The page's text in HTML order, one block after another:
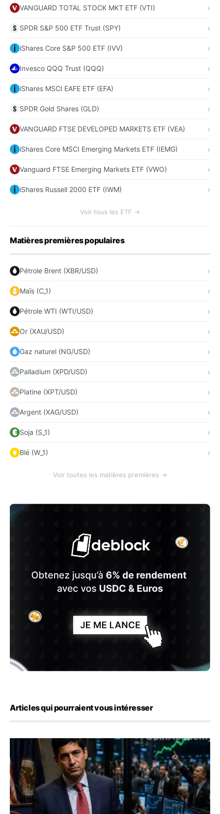
VANGUARD TOTAL STOCK MKT ETF (VTI)
SPDR S&P 500 ETF Trust (SPY)
iShares Core S&P 500 ETF (IVV)
Invesco QQQ Trust (QQQ)
iShares MSCI EAFE ETF (EFA)
SPDR Gold Shares (GLD)
VANGUARD FTSE DEVELOPED MARKETS ETF (VEA)
iShares Core MSCI Emerging Markets ETF (IEMG)
Vanguard FTSE Emerging Markets ETF (VWO)
iShares Russell 2000 ETF (IWM)
Voir tous les ETF →
Matières premières populaires
Pétrole Brent (XBR/USD)
Maïs (C_1)
Pétrole WTI (WTI/USD)
Or (XAU/USD)
Gaz naturel (NG/USD)
Palladium (XPD/USD)
Platine (XPT/USD)
Argent (XAG/USD)
Soja (S_1)
Blé (W_1)
Voir toutes les matières premières →
Articles qui pourraient vous intéresser
Emploi américain : 23 000 postes détruits en juillet, les